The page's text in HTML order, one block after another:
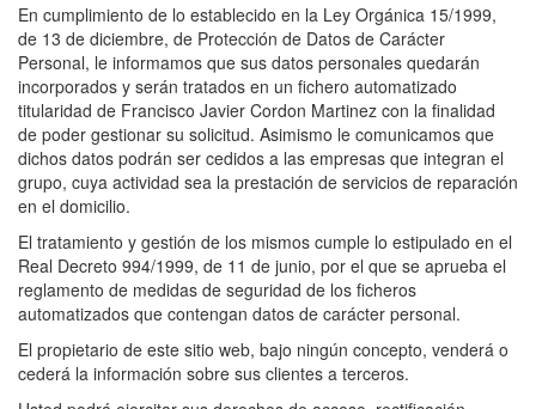
En cumplimiento de lo establecido en la Ley Orgánica 15/1999,
de 13 de diciembre, de Protección de Datos de Carácter
Personal, le informamos que sus datos personales quedarán
incorporados y serán tratados en un fichero automatizado
titularidad de Francisco Javier Cordon Martinez con la finalidad
de poder gestionar su solicitud. Asimismo le comunicamos que
dichos datos podrán ser cedidos a las empresas que integran el
grupo, cuya actividad sea la prestación de servicios de reparación
en el domicilio.
El tratamiento y gestión de los mismos cumple lo estipulado en el
Real Decreto 994/1999, de 11 de junio, por el que se aprueba el
reglamento de medidas de seguridad de los ficheros
automatizados que contengan datos de carácter personal.
El propietario de este sitio web, bajo ningún concepto, venderá o
cederá la información sobre sus clientes a terceros.